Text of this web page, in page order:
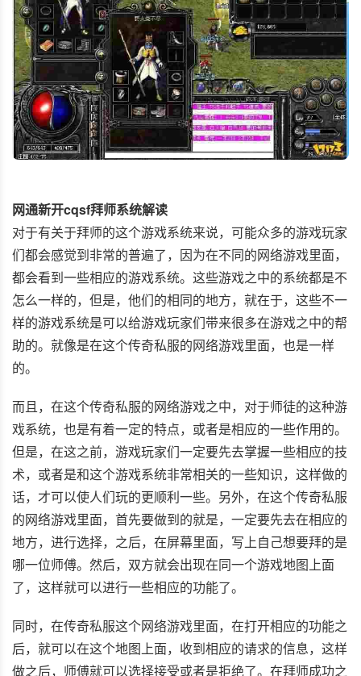
网通新开cqsf拜师系统解读
对于有关于拜师的这个游戏系统来说，可能众多的游戏玩家
们都会感觉到非常的普遍了，因为在不同的网络游戏里面，
都会看到一些相应的游戏系统。这些游戏之中的系统都是不
怎么一样的，但是，他们的相同的地方，就在于，这些不一
样的游戏系统是可以给游戏玩家们带来很多在游戏之中的帮
助的。就像是在这个传奇私服的网络游戏里面，也是一样
的。
而且，在这个传奇私服的网络游戏之中，对于师徒的这种游
戏系统，也是有着一定的特点，或者是相应的一些作用的。
但是，在这之前，游戏玩家们一定要先去掌握一些相应的技
术，或者是和这个游戏系统非常相关的一些知识，这样做的
话，才可以使人们玩的更顺利一些。另外，在这个传奇私服
的网络游戏里面，首先要做到的就是，一定要先去在相应的
地方，进行选择，之后，在屏幕里面，写上自己想要拜的是
哪一位师傅。然后，双方就会出现在同一个游戏地图上面
了，这样就可以进行一些相应的功能了。
同时，在传奇私服这个网络游戏里面，在打开相应的功能之
后，就可以在这个地图上面，收到相应的请求的信息，这样
做之后，师傅就可以选择接受或者是拒绝了。在拜师成功之